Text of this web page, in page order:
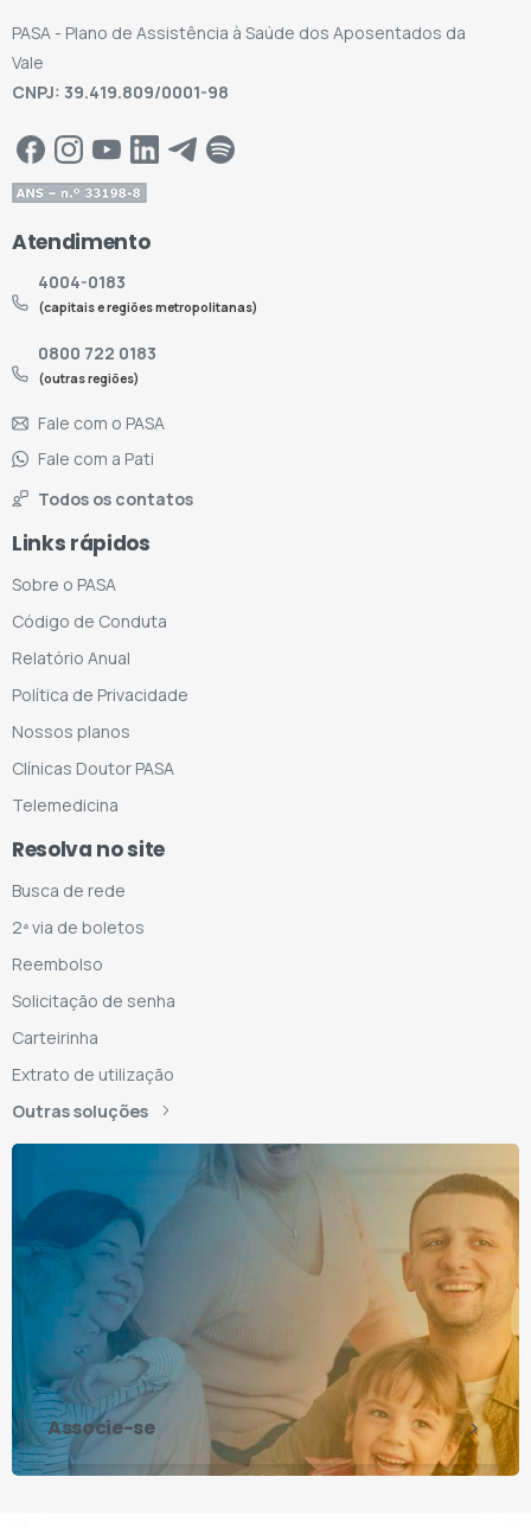
PASA - Plano de Assistência à Saúde dos Aposentados da
Vale
CNPJ: 39.419.809/0001-98
Atendimento
4004-0183
(capitais e regiões metropolitanas)
0800 722 0183
(outras regiões)
Fale com o PASA
Fale com a Pati
Todos os contatos
Links rápidos
Sobre o PASA
Código de Conduta
Relatório Anual
Política de Privacidade
Nossos planos
Clínicas Doutor PASA
Telemedicina
Resolva no site
Busca de rede
2ª via de boletos
Reembolso
Solicitação de senha
Carteirinha
Extrato de utilização
Outras soluções
Associe-se